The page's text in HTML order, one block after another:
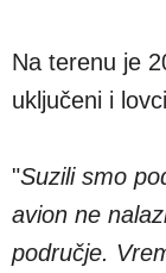
Na terenu je
uključeni i
"Suzili smo
avion ne
područje.